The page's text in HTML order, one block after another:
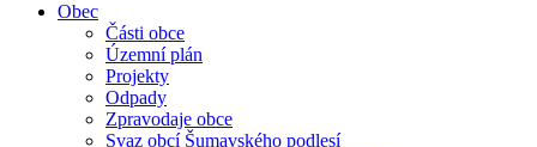
Obec
Části obce
Územní plán
Projekty
Odpady
Zpravodaje obce
Svaz obcí Šumavského podlesí